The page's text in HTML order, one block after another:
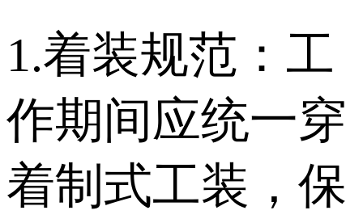
1.着装规范：工
作期间应统一穿
着制式工装，保